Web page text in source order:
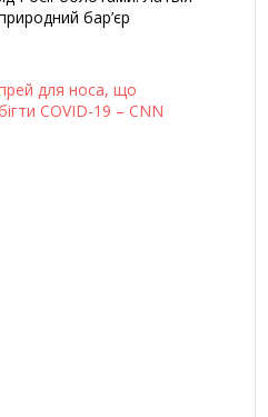
бар’єр
для носа, що
COVID-19 – CNN